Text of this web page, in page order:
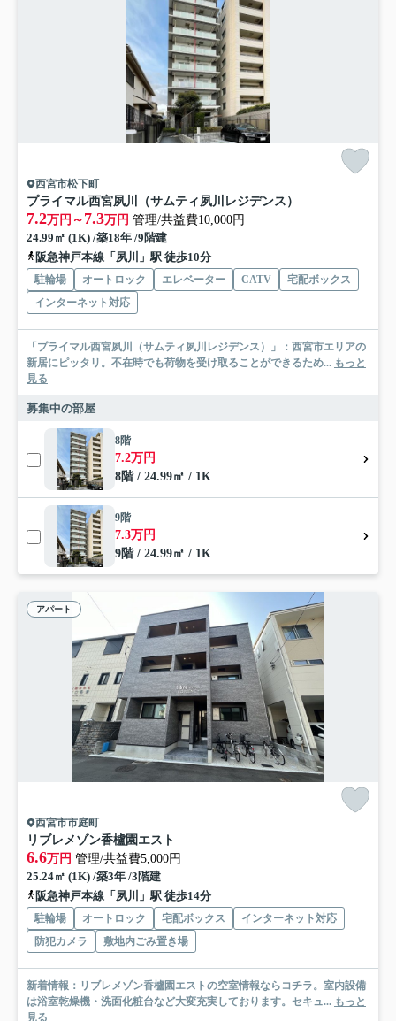
西宮市松下町
プライマル西宮夙川（サムティ夙川レジデンス）
7.2万円～ 7.3万円 管理/共益費10,000円
24.99㎡ (1K) /築18年 /9階建
阪急神戸本線「夙川」駅 徒歩10分
駐輪場 オートロック エレベーター CATV
宅配ボックス
インターネット対応
「プライマル西宮夙川（サムティ夙川レジデンス）」：西宮市エリアの
新居にピッタリ。不在時でも荷物を受け取ることができるため... もっと
見る
募集中の部屋
8階
7.2万円
8階 / 24.99㎡ / 1K
9階
7.3万円
9階 / 24.99㎡ / 1K
アパート
西宮市市庭町
リブレメゾン香櫨園エスト
6.6万円 管理/共益費5,000円
25.24㎡ (1K) /築3年 /3階建
阪急神戸本線「夙川」駅 徒歩14分
駐輪場 オートロック 宅配ボックス
インターネット対応
防犯カメラ
敷地内ごみ置き場
新着情報：リブレメゾン香櫨園エストの空室情報ならコチラ。室内設備
は浴室乾燥機・洗面化粧台など大変充実しております。セキュ... もっと
見る